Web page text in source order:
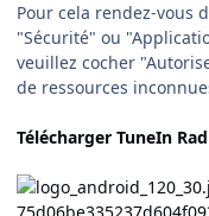
Pour cela rendez-vous
"Sécurité" ou
veuillez cocher
de ressources
Télécharger TuneIn